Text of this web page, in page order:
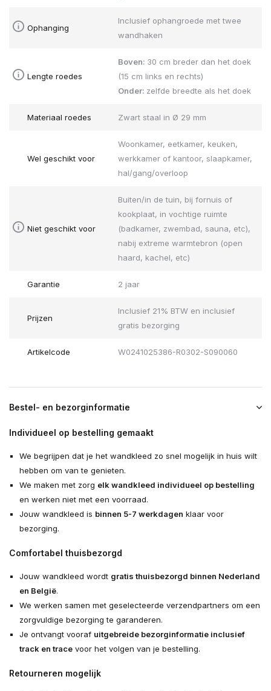
Ophanging
Inclusief ophangroede met twee
wandhaken
Lengte roedes
Boven: 30 cm breder dan het doek
(15 cm links en rechts)
Onder: zelfde breedte als het doek
Materiaal roedes Zwart staal in Ø 29 mm
Wel geschikt voor
Woonkamer, eetkamer, keuken,
werkkamer of kantoor, slaapkamer,
hal/gang/overloop
Niet geschikt voor
Buiten/in de tuin, bij fornuis of
kookplaat, in vochtige ruimte
(badkamer, zwembad, sauna, etc),
nabij extreme warmtebron (open
haard, kachel, etc)
Garantie 2 jaar
Prijzen
Inclusief 21% BTW en inclusief
gratis bezorging
Artikelcode W0241025386-R0302-S090060
Bestel- en bezorginformatie
Individueel op bestelling gemaakt
We begrijpen dat je het wandkleed zo snel mogelijk in huis wilt
hebben om van te genieten.
We maken met zorg elk wandkleed individueel op bestelling
en werken niet met een voorraad.
Jouw wandkleed is binnen 5-7 werkdagen klaar voor
bezorging.
Comfortabel thuisbezorgd
Jouw wandkleed wordt gratis thuisbezorgd binnen Nederland
en België.
We werken samen met geselecteerde verzendpartners om een
zorgvuldige bezorging te garanderen.
Je ontvangt vooraf uitgebreide bezorginformatie inclusief
track en tracevoor het volgen van je bestelling.
Retourneren mogelijk